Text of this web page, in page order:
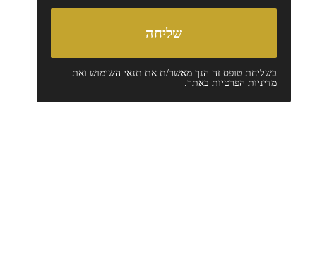
בשליחת טופס זה הנך מאשר/ת את תנאי השימושואת
מדיניות הפרטיותבאתר.